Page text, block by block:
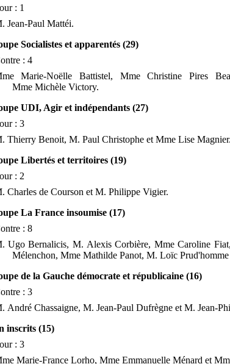
: 1
Jean-Paul Mattéi.
Socialistes et apparentés (29)
: 4
Marie-Noëlle Battistel, Mme Christine Pires
Mme Michèle Victory.
UDI, Agir et indépendants (27)
: 3
Thierry Benoit, M. Paul Christophe et Mme Lise Magnier.
Libertés et territoires (19)
: 2
Charles de Courson et M. Philippe Vigier.
La France insoumise (17)
: 8
Ugo Bernalicis, M. Alexis Corbière, Mme Caroline
Mélenchon, Mme Mathilde Panot, M. Loïc Prud'homme
de la Gauche démocrate et républicaine (16)
: 3
André Chassaigne, M. Jean-Paul Dufrègne et M. Jean-
inscrits (15)
: 3
Marie-France Lorho, Mme Emmanuelle Ménard et